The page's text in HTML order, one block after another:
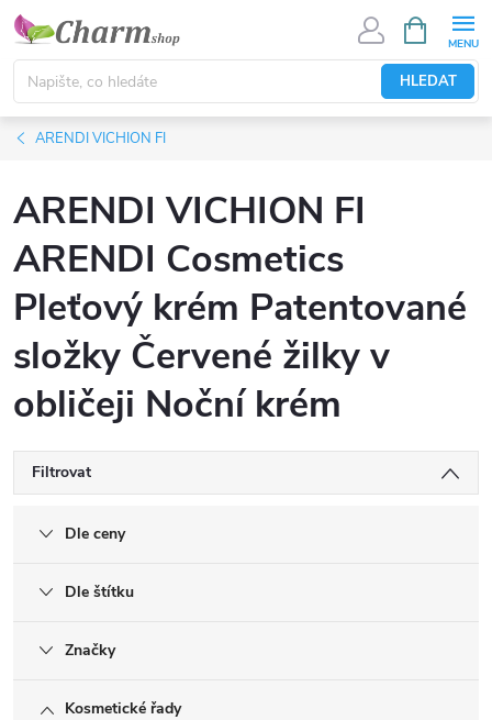
Přejít
obsah
HLEDAT
NÁKUPNÍ
KOŠÍK
ARENDI VICHION FI
ARENDI VICHION FI
ARENDI Cosmetics
Pleťový krém Patentované
složky Červené žilky v
obličeji Noční krém
Filtrovat
Dle ceny
Dle štítku
Značky
Kosmetické řady